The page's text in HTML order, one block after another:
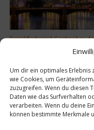
Um dir ein optimales Erlebnis
wie Cookies, um
zuzugreifen. Wenn du diesen
Daten wie das Surfverhalten
verarbeiten. Wenn du deine
können bestimmte Merkmale
Frankfurt wird Gastgeber
Michelin Guide Ceremony
Buchtipp